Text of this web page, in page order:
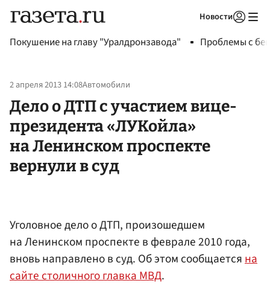
Новости
Покушение на главу "Уралдронзавода" Проблемы с
2 апреля 2013 14:08Автомобили
Дело о ДТП с участием вице-
президента «ЛУКойла»
на Ленинском проспекте
вернули в суд
Уголовное дело о ДТП, произошедшем
на Ленинском проспекте в феврале 2010 года,
вновь направлено в суд. Об этом сообщаетсяна
сайте столичного главка МВД.